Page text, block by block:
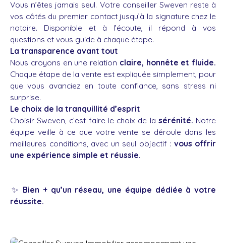
Vous n’êtes jamais seul. Votre conseiller Sweven reste à
vos côtés du premier contact jusqu’à la signature chez le
notaire. Disponible et à l’écoute, il répond à vos
questions et vous guide à chaque étape.
La transparence avant tout
Nous croyons en une relation claire, honnête et fluide.
Chaque étape de la vente est expliquée simplement, pour
que vous avanciez en toute confiance, sans stress ni
surprise.
Le choix de la tranquillité d’esprit
Choisir Sweven, c’est faire le choix de la sérénité. Notre
équipe veille à ce que votre vente se déroule dans les
meilleures conditions, avec un seul objectif : vous offrir
une expérience simple et réussie.
✨ Bien + qu’un réseau, une équipe dédiée à votre
réussite.